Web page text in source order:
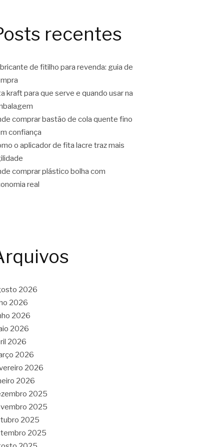
recentes
de fitilho para revenda: guia de
kraft para que serve e quando usar na
comprar bastão de cola quente fino
confiança
o aplicador de fita lacre traz mais
comprar plástico bolha com
real
2026
2026
2026
2026
2026
2026
2026
2026
2025
2025
2025
2025